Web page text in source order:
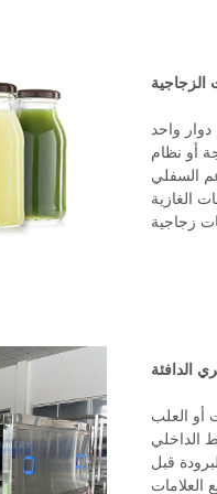
الزجاجية
واحد
أو نظام
السفلي
الغازية
زجاجية
الدافئة
أو العلب
الداخلي
قبل
العلامات